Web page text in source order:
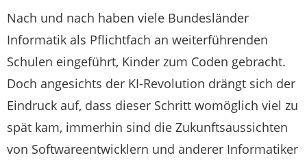
Nach und nach haben viele Bundesländer
Informatik als Pflichtfach an weiterführenden
Schulen eingeführt, Kinder zum Coden gebracht.
Doch angesichts der KI-Revolution drängt sich der
Eindruck auf, dass dieser Schritt womöglich viel zu
spät kam, immerhin sind die Zukunftsaussichten
von Softwareentwicklern und anderer Informatiker